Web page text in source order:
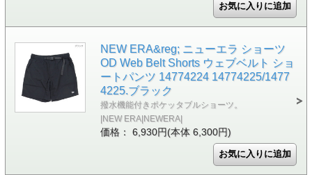
NEW ERA&reg; ニューエラ ショーツ
OD Web Belt Shorts ウェブベルト ショ
ートパンツ 14774224 14774225/1477
4225.ブラック
撥水機能付きポケッタブルショーツ。
|NEW ERA|NEWERA|
価格： 6,930円(本体 6,300円)